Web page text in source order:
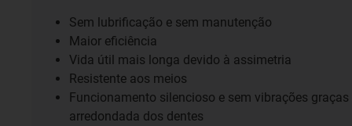
Sem lubrificação e sem manutenção
Maior eficiência
Vida útil mais longa devido à assimetria
Resistente aos meios
Funcionamento silencioso e sem vibrações
arredondada dos dentes